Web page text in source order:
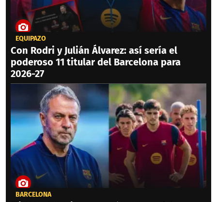
EQUIPAZO
Con Rodri y Julián Álvarez: así sería el
poderoso 11 titular del Barcelona para
2026-27
BARCELONA